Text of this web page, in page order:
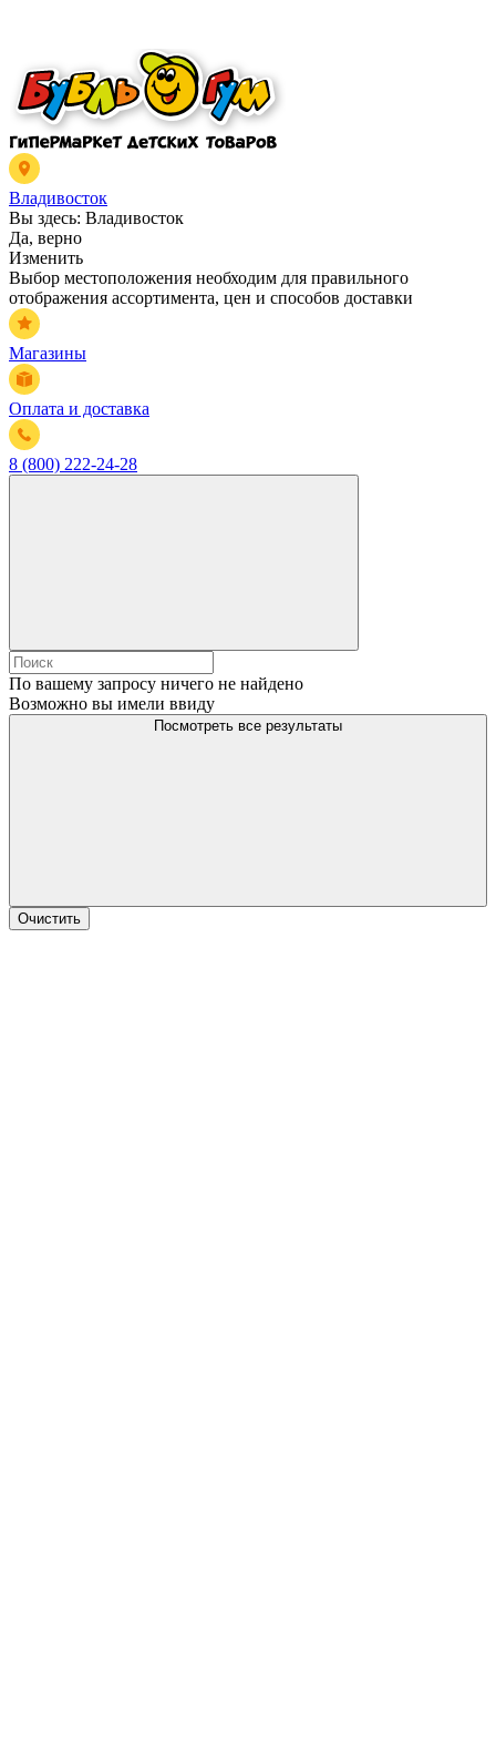
Владивосток
Вы здесь: Владивосток
Да, верно
Изменить
Выбор местоположения необходим для правильного
отображения ассортимента, цен и способов доставки
Магазины
Оплата и доставка
8 (800) 222-24-28
По вашему запросу ничего не найдено
Возможно вы имели ввиду
Посмотреть все результаты
Очистить